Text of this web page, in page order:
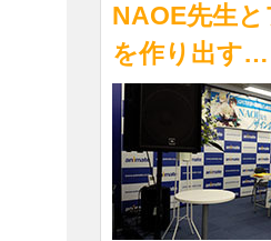
NAOE先生
を作り出す